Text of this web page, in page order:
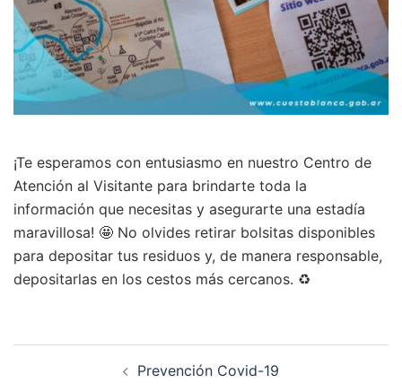
¡Te esperamos con entusiasmo en nuestro Centro de
Atención al Visitante para brindarte toda la
información que necesitas y asegurarte una estadía
maravillosa! 🤩 No olvides retirar bolsitas disponibles
para depositar tus residuos y, de manera responsable,
depositarlas en los cestos más cercanos. ♻️
Prevención Covid-19